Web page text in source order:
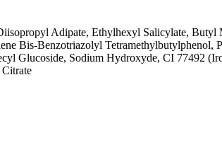
Adipate, Ethylhexyl Salicylate,
Bis-Benzotriazolyl Tetramethylbutylphenol,
Glucoside, Sodium Hydroxyde, CI 77492